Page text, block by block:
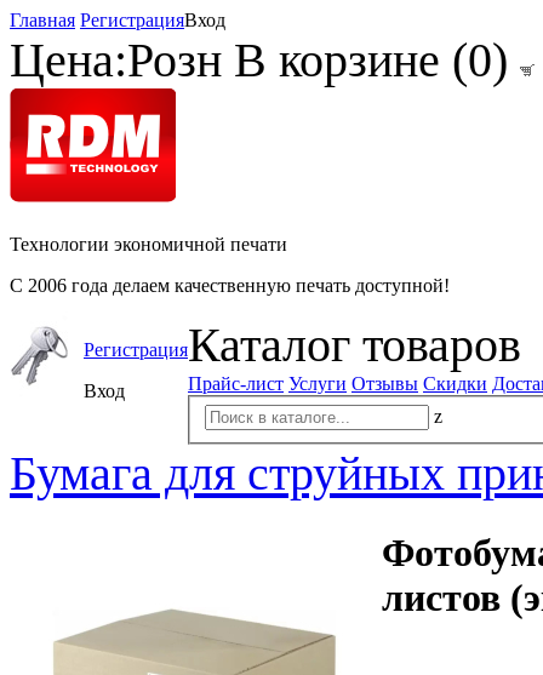
Главная РегистрацияВход
Цена:Розн В корзине (0)
Технологии экономичной печати
С 2006 года делаем качественную печать доступной!
Регистрация
Вход
Каталог товаров
Прайс-лист Услуги Отзывы Скидки
z
Бумага для струйных
листов